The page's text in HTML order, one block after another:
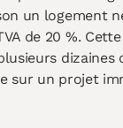
un logement
de 20 %.
dizaines
sur un projet